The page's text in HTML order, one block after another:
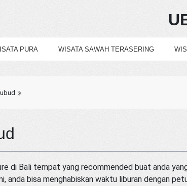
PURA WISATA SAWAH TERASERING
di Bali tempat yang recommended buat anda
anda bisa menghabiskan waktu liburan dengan